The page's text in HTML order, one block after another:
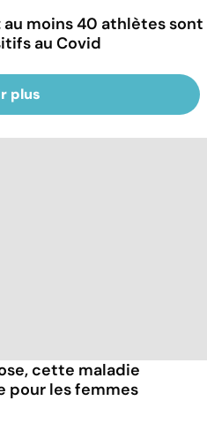
au moins 40 athlètes sont
au Covid
plus
cette maladie
pour les femmes